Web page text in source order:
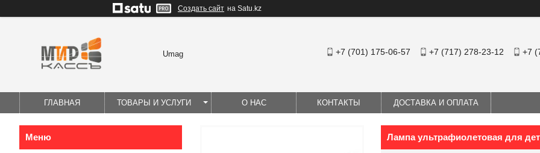
Создать сайт на Satu.kz
Umag +7 (701) 175-06-57 +7 (717) 278-23-12 +7
ГЛАВНАЯ ТОВАРЫ И УСЛУГИ О НАС КОНТАКТЫ ДОСТАВКА И ОПЛАТА
Лампа ультрафиолетовая для